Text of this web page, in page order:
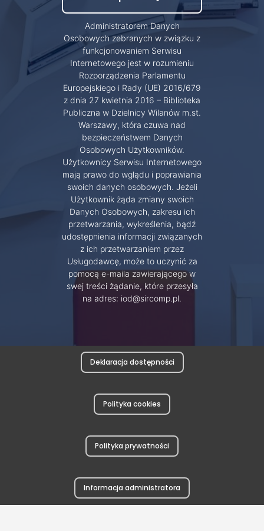
Administratorem Danych
Osobowych zebranych w związku z
funkcjonowaniem Serwisu
Internetowego jest w rozumieniu
Rozporządzenia Parlamentu
Europejskiego i Rady (UE) 2016/679
z dnia 27 kwietnia 2016 – Biblioteka
Publiczna w Dzielnicy Wilanów m.st.
Warszawy, która czuwa nad
bezpieczeństwem Danych
Osobowych Użytkowników.
Użytkownicy Serwisu Internetowego
mają prawo do wglądu i poprawiania
swoich danych osobowych. Jeżeli
Użytkownik żąda zmiany swoich
Danych Osobowych, zakresu ich
przetwarzania, wykreślenia, bądź
udostępnienia informacji związanych
z ich przetwarzaniem przez
Usługodawcę, może to uczynić za
pomocą e-maila zawierającego w
swej treści żądanie, które przesyła
na adres: iod@sircomp.pl.
Deklaracja dostępności
Polityka cookies
Polityka prywatności
Informacja administratora